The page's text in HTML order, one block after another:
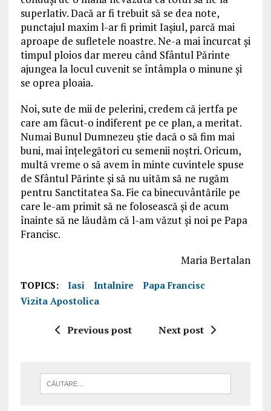
superlativ. Dacă ar fi trebuit să se dea note,
punctajul maxim l-ar fi primit Iașiul, parcă mai
aproape de sufletele noastre. Ne-a mai încurcat și
timpul ploios dar mereu când Sfântul Părinte
ajungea la locul cuvenit se întâmpla o minune și
se oprea ploaia.
Noi, sute de mii de pelerini, credem că jertfa pe
care am făcut-o indiferent pe ce plan, a meritat.
Numai Bunul Dumnezeu știe dacă o să fim mai
buni, mai înțelegători cu semenii noștri. Oricum,
multă vreme o să avem în minte cuvintele spuse
de Sfântul Părinte și să nu uităm să ne rugăm
pentru Sanctitatea Sa. Fie ca binecuvântările pe
care le-am primit să ne folosească și de acum
înainte să ne lăudăm că l-am văzut și noi pe Papa
Francisc.
Maria Bertalan
TOPICS: Iasi Intalnire
Papa Francisc
Vizita Apostolica
Previous post Next post